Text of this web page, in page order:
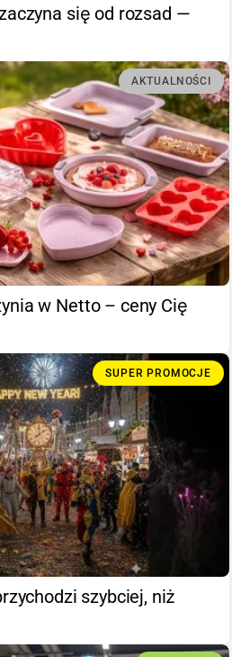
się od rozsad —
AKTUALNOŚCI
w Netto – ceny Cię
SUPER PROMOCJE
szybciej, niż